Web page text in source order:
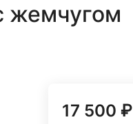
жемчугом
17 500 ₽